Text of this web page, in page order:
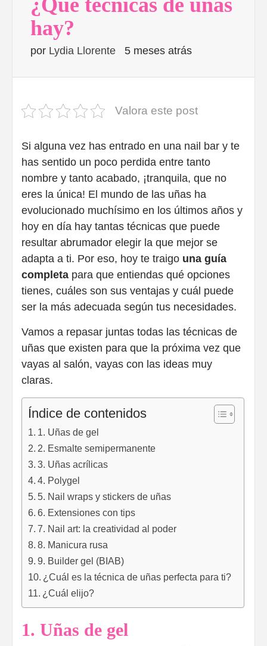
hay?
por Lydia Llorente 5 meses atrás
Valora este post
Si alguna vez has entrado en una nail bar y te
has sentido un poco perdida entre tanto
nombre y tanto acabado, ¡tranquila, que no
eres la única! El mundo de las uñas ha
evolucionado muchísimo en los últimos años y
hoy en día hay tantas técnicas que puede
resultar abrumador elegir la que mejor se
adapta a ti. Por eso, hoy te traigo una guía
completa para que entiendas qué opciones
tienes, cuáles son sus ventajas y cuál puede
ser la más adecuada según tus necesidades.
Vamos a repasar juntas todas las técnicas de
uñas que existen para que la próxima vez que
vayas al salón, vayas con las ideas muy
claras.
Índice de contenidos
1. Uñas de gel
2. Esmalte semipermanente
3. Uñas acrílicas
4. Polygel
5. Nail wraps y stickers de uñas
6. Extensiones con tips
7. Nail art: la creatividad al poder
8. Manicura rusa
9. Builder gel (BIAB)
¿Cuál es la técnica de uñas perfecta para ti?
¿Cuál elijo?
1. Uñas de gel